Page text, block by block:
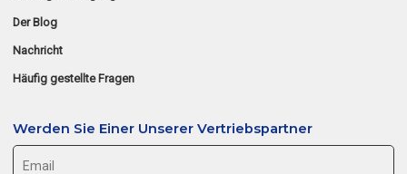
Der Blog
Nachricht
Häufig gestellte Fragen
Werden Sie Einer Unserer Vertriebspartner